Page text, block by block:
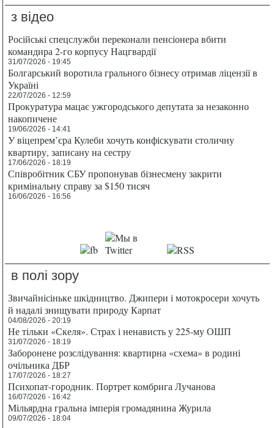
з відео
Російські спецслужби переконали пенсіонера вбити
командира 2-го корпусу Нацгвардії
31/07/2026 - 19:45
Болгарський воротила грального бізнесу отримав ліцензії в
Україні
22/07/2026 - 12:59
Прокуратура мацає ужгородського депутата за незаконно
накопичене
19/06/2026 - 14:41
У віцепрем’єра Кулеби хочуть конфіскувати столичну
квартиру, записану на сестру
17/06/2026 - 18:19
Співробітник СБУ пропонував бізнесмену закрити
кримінальну справу за $150 тисяч
16/06/2026 - 16:56
в полі зору
Звичайнісіньке шкідництво. Джипери і мотокросери хочуть
й надалі знищувати природу Карпат
04/08/2026 - 20:19
Не тільки «Скеля». Страх і ненависть у 225-му ОШП
31/07/2026 - 18:19
Заборонене розслідування: квартирна «схема» в родині
очільника ДБР
17/07/2026 - 18:27
Психопат-городник. Портрет комбрига Лучанова
16/07/2026 - 16:42
Мільярдна гральна імперія громадянина Журила
09/07/2026 - 18:04